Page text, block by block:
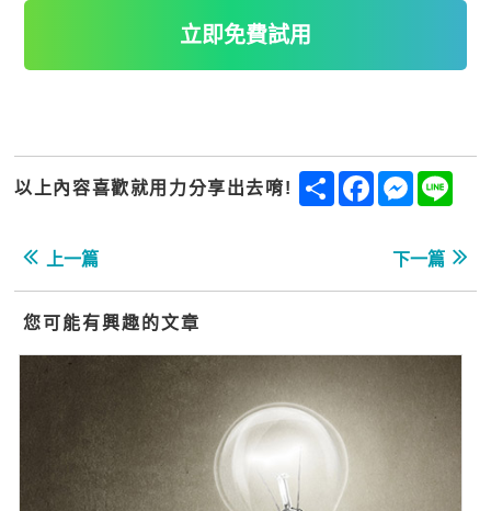
立即免費試用
以上內容喜歡就用力分享出去唷! ShareFacebook
上一篇 下一篇
您可能有興趣的文章